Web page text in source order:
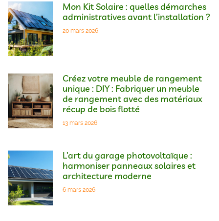
Mon Kit Solaire : quelles démarches
administratives avant l’installation ?
20 mars 2026
Créez votre meuble de rangement
unique : DIY : Fabriquer un meuble
de rangement avec des matériaux
récup de bois flotté
13 mars 2026
L’art du garage photovoltaïque :
harmoniser panneaux solaires et
architecture moderne
6 mars 2026